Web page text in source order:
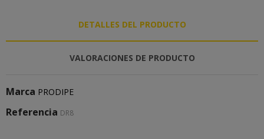
DETALLES DEL PRODUCTO
VALORACIONES DE PRODUCTO
Marca PRODIPE
Referencia DR8